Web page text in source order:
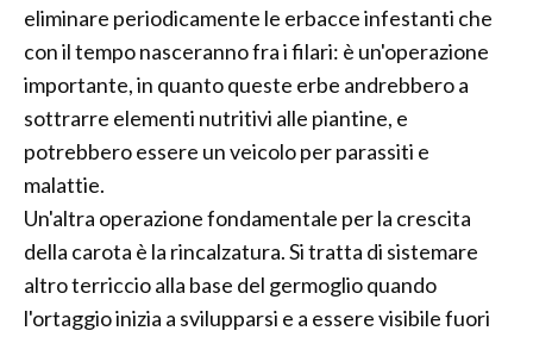
eliminare periodicamente le erbacce infestanti che
con il tempo nasceranno fra i filari: è un'operazione
importante, in quanto queste erbe andrebbero a
sottrarre elementi nutritivi alle piantine, e
potrebbero essere un veicolo per parassiti e
malattie.
Un'altra operazione fondamentale per la crescita
della carota è la rincalzatura. Si tratta di sistemare
altro terriccio alla base del germoglio quando
l'ortaggio inizia a svilupparsi e a essere visibile fuori